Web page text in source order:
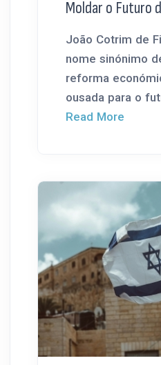
Moldar o Futuro
João Cotrim de
nome sinónimo
reforma
ousada para o
Read More